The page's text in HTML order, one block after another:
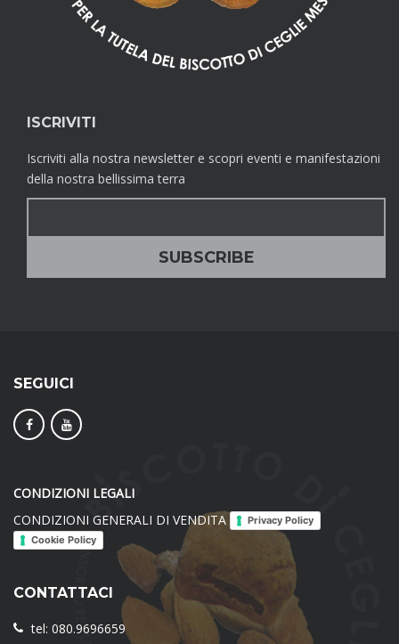
ISCRIVITI
Iscriviti alla nostra newsletter e scopri eventi e manifestazioni
della nostra bellissima terra
SEGUICI
CONDIZIONI LEGALI
CONDIZIONI GENERALI DI VENDITA
Privacy Policy
Cookie Policy
CONTATTACI
tel: 080.9696659